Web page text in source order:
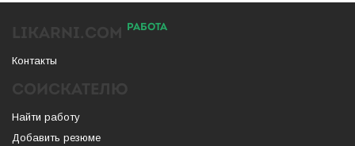
РАБОТА
Контакты
Найти работу
Добавить резюме